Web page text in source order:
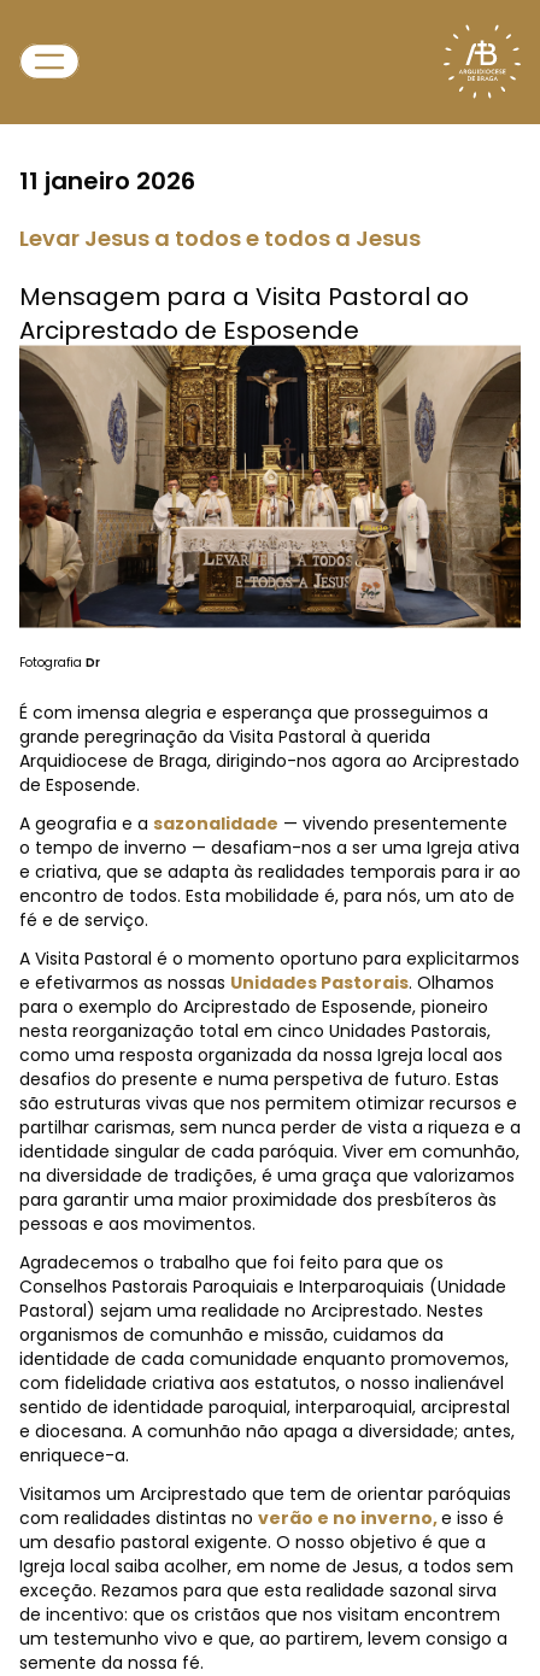
11 janeiro 2026
Levar Jesus a todos e todos a Jesus
Mensagem para a Visita Pastoral ao
Arciprestado de Esposende
Fotografia Dr
É com imensa alegria e esperança que prosseguimos a
grande peregrinação da Visita Pastoral à querida
Arquidiocese de Braga, dirigindo-nos agora ao Arciprestado
de Esposende.
A geografia e a sazonalidade — vivendo presentemente
o tempo de inverno — desafiam-nos a ser uma Igreja ativa
e criativa, que se adapta às realidades temporais para ir ao
encontro de todos. Esta mobilidade é, para nós, um ato de
fé e de serviço.
A Visita Pastoral é o momento oportuno para explicitarmos
e efetivarmos as nossas Unidades Pastorais. Olhamos
para o exemplo do Arciprestado de Esposende, pioneiro
nesta reorganização total em cinco Unidades Pastorais,
como uma resposta organizada da nossa Igreja local aos
desafios do presente e numa perspetiva de futuro. Estas
são estruturas vivas que nos permitem otimizar recursos e
partilhar carismas, sem nunca perder de vista a riqueza e a
identidade singular de cada paróquia. Viver em comunhão,
na diversidade de tradições, é uma graça que valorizamos
para garantir uma maior proximidade dos presbíteros às
pessoas e aos movimentos.
Agradecemos o trabalho que foi feito para que os
Conselhos Pastorais Paroquiais e Interparoquiais (Unidade
Pastoral) sejam uma realidade no Arciprestado. Nestes
organismos de comunhão e missão, cuidamos da
identidade de cada comunidade enquanto promovemos,
com fidelidade criativa aos estatutos, o nosso inalienável
sentido de identidade paroquial, interparoquial, arciprestal
e diocesana. A comunhão não apaga a diversidade; antes,
enriquece-a.
Visitamos um Arciprestado que tem de orientar paróquias
com realidades distintas no verão e no inverno,e isso é
um desafio pastoral exigente. O nosso objetivo é que a
Igreja local saiba acolher, em nome de Jesus, a todos sem
exceção. Rezamos para que esta realidade sazonal sirva
de incentivo: que os cristãos que nos visitam encontrem
um testemunho vivo e que, ao partirem, levem consigo a
semente da nossa fé.